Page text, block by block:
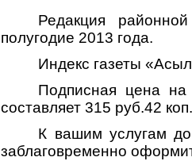
Редакция
полугодие 2013 года.
Индекс газеты
Подписная цена на
составляет 315 руб.42
К вашим услугам
заблаговременно